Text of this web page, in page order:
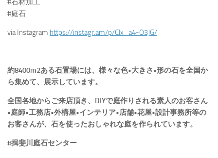
#庭石
via Instagram https://instagr.am/p/Clx_a4-O3JG/
約8400m2ある石置場には、様々な色•大きさ•形の石を全国か
ら集めて、展示しています。
全国各地からご来店頂き、DIYで庭作りされる素人のお客さん
•庭師•工務店•外構屋•インテリア•店舗•花屋•設計事務所等の
お客さんが、石を使ったおしゃれな庭を作られています。
#揖斐川庭石センター